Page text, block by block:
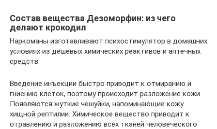
Состав вещества Дезоморфин: из чего
делают крокодил
Наркоманы изготавливают психостимулятор в домашних
условиях из дешевых химических реактивов и аптечных
средств.
Введение инъекции быстро приводит к отмиранию и
гниению клеток, поэтому происходит разложение кожи.
Появляются жуткие чешуйки, напоминающие кожу
хищной рептилии. Химическое вещество приводит к
отравлению и разложению всех тканей человеческого